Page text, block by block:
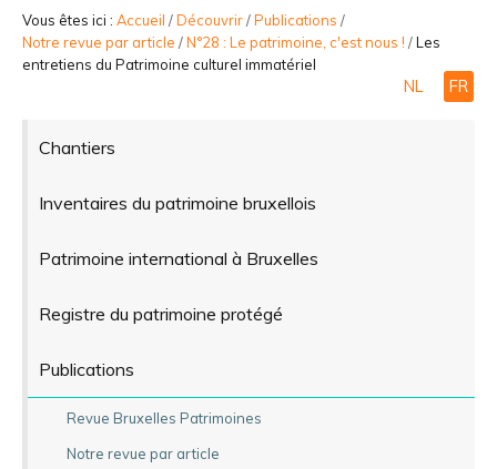
PARTICIPER
avancée…
Vous êtes ici : Accueil /Découvrir/Publications /
Notre revue par article /N°28 : Le patrimoine, c'est nous ! /Les
entretiens du Patrimoine culturel immatériel
NL FR
Chantiers
Inventaires du patrimoine bruxellois
Patrimoine international à Bruxelles
Registre du patrimoine protégé
Publications
Revue Bruxelles Patrimoines
Notre revue par article